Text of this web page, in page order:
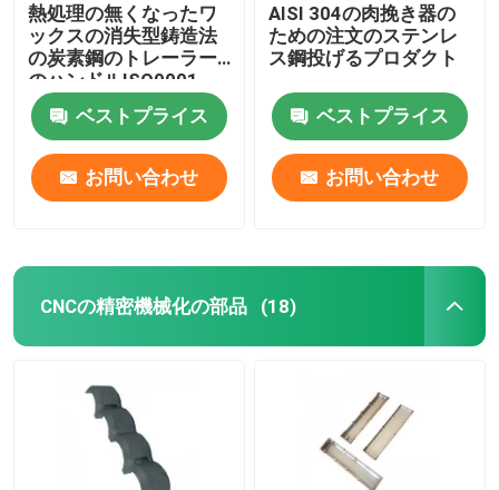
熱処理の無くなったワ
ックスの消失型鋳造法
の炭素鋼のトレーラー
のハンドルISO9001
ベストプライス
お問い合わせ
AISI 304の肉挽き器の
ための注文のステンレ
ス鋼投げるプロダクト
ベストプライス
お問い合わせ
CNCの精密機械化の部品 (18)